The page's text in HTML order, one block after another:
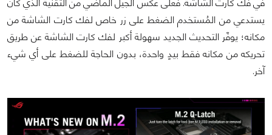
يستدعي من المُستخدم الضغط على زر خاص لفك كارت الشاشة من
مكانه؛ يوفّر التحديث الجديد سهولة أكبر لفك كارت الشاشة عن طريق
تحريكه من مكانه فقط بيدٍ واحدة، بدون الحاجة للضغط على أي شيء
آخر.